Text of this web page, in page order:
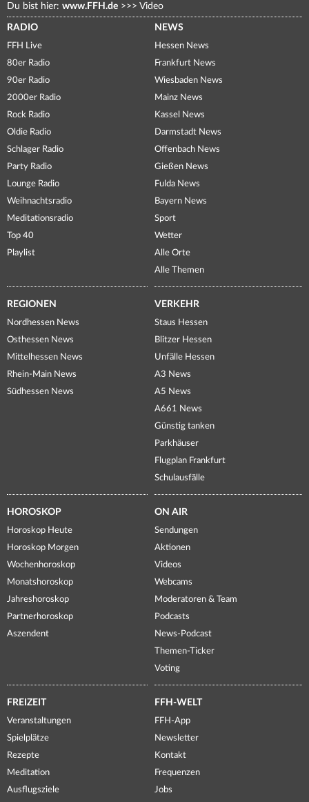
Du bist hier: www.FFH.de >>> Video
RADIO
FFH Live
80er Radio
90er Radio
2000er Radio
Rock Radio
Oldie Radio
Schlager Radio
Party Radio
Lounge Radio
Weihnachtsradio
Meditationsradio
Top 40
Playlist
NEWS
Hessen News
Frankfurt News
Wiesbaden News
Mainz News
Kassel News
Darmstadt News
Offenbach News
Gießen News
Fulda News
Bayern News
Sport
Wetter
Alle Orte
Alle Themen
REGIONEN
Nordhessen News
Osthessen News
Mittelhessen News
Rhein-Main News
Südhessen News
VERKEHR
Staus Hessen
Blitzer Hessen
Unfälle Hessen
A3 News
A5 News
A661 News
Günstig tanken
Parkhäuser
Flugplan Frankfurt
Schulausfälle
HOROSKOP
Horoskop Heute
Horoskop Morgen
Wochenhoroskop
Monatshoroskop
Jahreshoroskop
Partnerhoroskop
Aszendent
ON AIR
Sendungen
Aktionen
Videos
Webcams
Moderatoren & Team
Podcasts
News-Podcast
Themen-Ticker
Voting
FREIZEIT
Veranstaltungen
Spielplätze
Rezepte
Meditation
Ausflugsziele
FFH-WELT
FFH-App
Newsletter
Kontakt
Frequenzen
Jobs